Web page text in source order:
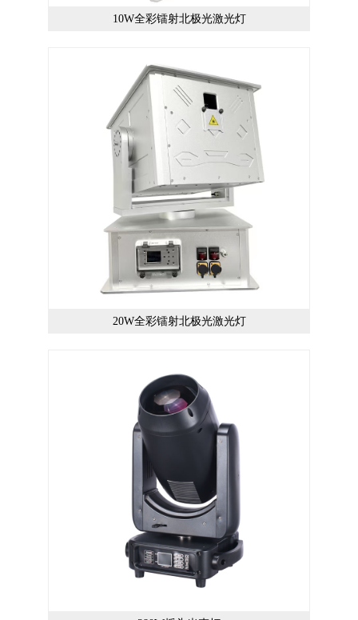
10W全彩镭射北极光激光灯
20W全彩镭射北极光激光灯